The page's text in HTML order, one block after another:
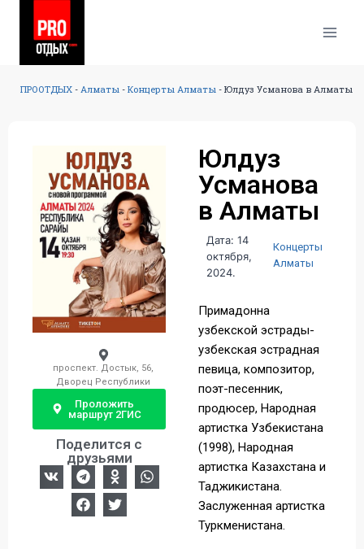
ПРООТДЫХ - Алматы - Концерты Алматы - Юлдуз Усманова в Алматы
проспект. Достык, 56,
Дворец Республики
Проложить
маршрут 2ГИС
Поделится с
друзьями
Юлдуз
Усманова
в Алматы
Дата: 14
октября,
2024.
Концерты
Алматы
Примадонна
узбекской эстрады-
узбекская эстрадная
певица, композитор,
поэт-песенник,
продюсер, Народная
артистка Узбекистана
(1998), Народная
артистка Казахстана и
Таджикистана.
Заслуженная артистка
Туркменистана.